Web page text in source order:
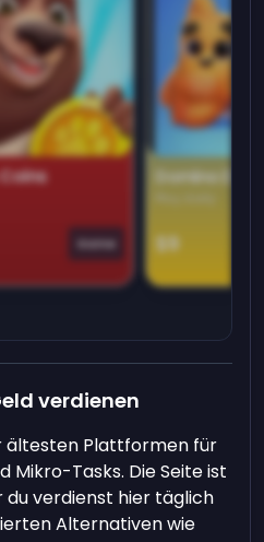
Game
Domino
$9
verdienen
ältesten Plattformen für
Mikro-Tasks. Die Seite ist
du verdienst hier täglich
Alternativen wie